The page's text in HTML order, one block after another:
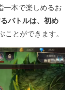
一本で楽しめるお
バトルは、初め
ことができます。